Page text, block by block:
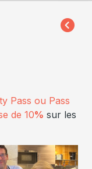
Pass ou Pass
de 10% sur les